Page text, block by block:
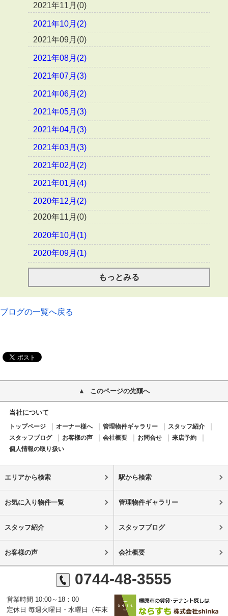
2021年11月(0)
2021年10月(2)
2021年09月(0)
2021年08月(2)
2021年07月(3)
2021年06月(2)
2021年05月(3)
2021年04月(3)
2021年03月(3)
2021年02月(2)
2021年01月(4)
2020年12月(2)
2020年11月(0)
2020年10月(1)
2020年09月(1)
もっとみる
ブログの一覧へ戻る
このページの先頭へ
当社について
トップページ オーナー様へ 管理物件ギャラリー
スタッフ紹介
スタッフブログ
お客様の声 会社概要 お問合せ
来店予約
個人情報の取り扱い
エリアから検索 駅から検索
お気に入り物件一覧 管理物件ギャラリー
スタッフ紹介 スタッフブログ
お客様の声 会社概要
0744-48-3555
営業時間 10:00～18：00
定休日 毎週火曜日・水曜日（年末